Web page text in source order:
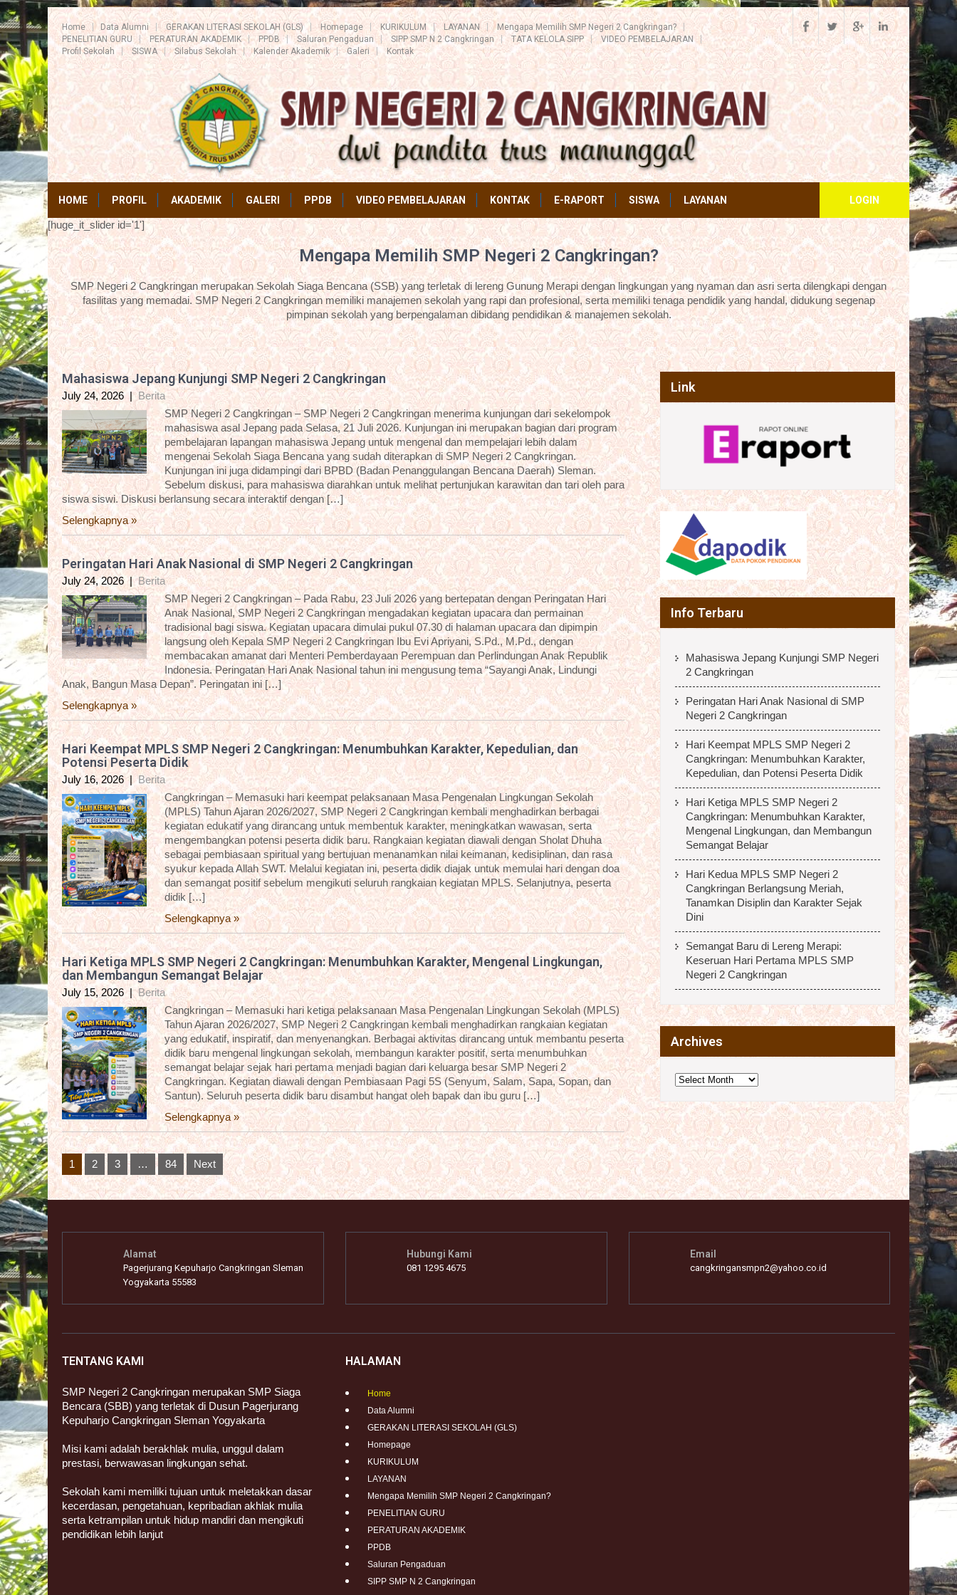
Home Data Alumni GERAKAN LITERASI SEKOLAH (GLS) Homepage KURIKULUM LAYANAN
Mengapa Memilih SMP Negeri 2 Cangkringan?
PENELITIAN GURU
PERATURAN AKADEMIK PPDB Saluran Pengaduan SIPP SMP N 2 Cangkringan TATA KELOLA SIPP
VIDEO PEMBELAJARAN
Profil Sekolah
SISWA Silabus Sekolah Kalender Akademik Galeri Kontak
HOME PROFIL AKADEMIK GALERI PPDB VIDEO PEMBELAJARAN KONTAK E-RAPORT SISWA LAYANAN LOGIN
[huge_it_slider id='1']
Mengapa Memilih SMP Negeri 2 Cangkringan?
SMP Negeri 2 Cangkringan merupakan Sekolah Siaga Bencana (SSB) yang terletak di lereng Gunung Merapi dengan lingkungan yang nyaman dan asri serta dilengkapi dengan
fasilitas yang memadai. SMP Negeri 2 Cangkringan memiliki manajemen sekolah yang rapi dan profesional, serta memiliki tenaga pendidik yang handal, didukung segenap
pimpinan sekolah yang berpengalaman dibidang pendidikan & manajemen sekolah.
Mahasiswa Jepang Kunjungi SMP Negeri 2 Cangkringan
July 24, 2026 | Berita
SMP Negeri 2 Cangkringan – SMP Negeri 2 Cangkringan menerima kunjungan dari sekelompok
mahasiswa asal Jepang pada Selasa, 21 Juli 2026. Kunjungan ini merupakan bagian dari program
pembelajaran lapangan mahasiswa Jepang untuk mengenal dan mempelajari lebih dalam
mengenai Sekolah Siaga Bencana yang sudah diterapkan di SMP Negeri 2 Cangkringan.
Kunjungan ini juga didampingi dari BPBD (Badan Penanggulangan Bencana Daerah) Sleman.
Sebelum diskusi, para mahasiswa diarahkan untuk melihat pertunjukan karawitan dan tari oleh para
siswa siswi. Diskusi berlansung secara interaktif dengan […]
Selengkapnya »
Peringatan Hari Anak Nasional di SMP Negeri 2 Cangkringan
July 24, 2026 |Berita
SMP Negeri 2 Cangkringan – Pada Rabu, 23 Juli 2026 yang bertepatan dengan Peringatan Hari
Anak Nasional, SMP Negeri 2 Cangkringan mengadakan kegiatan upacara dan permainan
tradisional bagi siswa. Kegiatan upacara dimulai pukul 07.30 di halaman upacara dan dipimpin
langsung oleh Kepala SMP Negeri 2 Cangkringan Ibu Evi Apriyani, S.Pd., M.Pd., dengan
membacakan amanat dari Menteri Pemberdayaan Perempuan dan Perlindungan Anak Republik
Indonesia. Peringatan Hari Anak Nasional tahun ini mengusung tema “Sayangi Anak, Lindungi
Anak, Bangun Masa Depan”. Peringatan ini […]
Selengkapnya »
Hari Keempat MPLS SMP Negeri 2 Cangkringan: Menumbuhkan Karakter, Kepedulian, dan
Potensi Peserta Didik
July 16, 2026 |Berita
Cangkringan – Memasuki hari keempat pelaksanaan Masa Pengenalan Lingkungan Sekolah
(MPLS) Tahun Ajaran 2026/2027, SMP Negeri 2 Cangkringan kembali menghadirkan berbagai
kegiatan edukatif yang dirancang untuk membentuk karakter, meningkatkan wawasan, serta
mengembangkan potensi peserta didik baru. Rangkaian kegiatan diawali dengan Sholat Dhuha
sebagai pembiasaan spiritual yang bertujuan menanamkan nilai keimanan, kedisiplinan, dan rasa
syukur kepada Allah SWT. Melalui kegiatan ini, peserta didik diajak untuk memulai hari dengan doa
dan semangat positif sebelum mengikuti seluruh rangkaian kegiatan MPLS. Selanjutnya, peserta
didik […]
Selengkapnya »
Hari Ketiga MPLS SMP Negeri 2 Cangkringan: Menumbuhkan Karakter, Mengenal Lingkungan,
dan Membangun Semangat Belajar
July 15, 2026 |Berita
Cangkringan – Memasuki hari ketiga pelaksanaan Masa Pengenalan Lingkungan Sekolah (MPLS)
Tahun Ajaran 2026/2027, SMP Negeri 2 Cangkringan kembali menghadirkan rangkaian kegiatan
yang edukatif, inspiratif, dan menyenangkan. Berbagai aktivitas dirancang untuk membantu peserta
didik baru mengenal lingkungan sekolah, membangun karakter positif, serta menumbuhkan
semangat belajar sejak hari pertama menjadi bagian dari keluarga besar SMP Negeri 2
Cangkringan. Kegiatan diawali dengan Pembiasaan Pagi 5S (Senyum, Salam, Sapa, Sopan, dan
Santun). Seluruh peserta didik baru disambut hangat oleh bapak dan ibu guru […]
Selengkapnya »
Posts
pagination
1 2 3 … 84 Next
Link
Info Terbaru
Mahasiswa Jepang Kunjungi SMP Negeri
2 Cangkringan
Peringatan Hari Anak Nasional di SMP
Negeri 2 Cangkringan
Hari Keempat MPLS SMP Negeri 2
Cangkringan: Menumbuhkan Karakter,
Kepedulian, dan Potensi Peserta Didik
Hari Ketiga MPLS SMP Negeri 2
Cangkringan: Menumbuhkan Karakter,
Mengenal Lingkungan, dan Membangun
Semangat Belajar
Hari Kedua MPLS SMP Negeri 2
Cangkringan Berlangsung Meriah,
Tanamkan Disiplin dan Karakter Sejak
Dini
Semangat Baru di Lereng Merapi:
Keseruan Hari Pertama MPLS SMP
Negeri 2 Cangkringan
Archives
Archives
Alamat
Pagerjurang Kepuharjo Cangkringan Sleman
Yogyakarta 55583
Hubungi Kami
081 1295 4675
Email
cangkringansmpn2@yahoo.co.id
TENTANG KAMI
SMP Negeri 2 Cangkringan merupakan SMP Siaga
Bencara (SBB) yang terletak di Dusun Pagerjurang
Kepuharjo Cangkringan Sleman Yogyakarta
Misi kami adalah berakhlak mulia, unggul dalam
prestasi, berwawasan lingkungan sehat.
Sekolah kami memiliki tujuan untuk meletakkan dasar
kecerdasan, pengetahuan, kepribadian akhlak mulia
serta ketrampilan untuk hidup mandiri dan mengikuti
pendidikan lebih lanjut
HALAMAN
Home
Data Alumni
GERAKAN LITERASI SEKOLAH (GLS)
Homepage
KURIKULUM
LAYANAN
Mengapa Memilih SMP Negeri 2 Cangkringan?
PENELITIAN GURU
PERATURAN AKADEMIK
PPDB
Saluran Pengaduan
SIPP SMP N 2 Cangkringan